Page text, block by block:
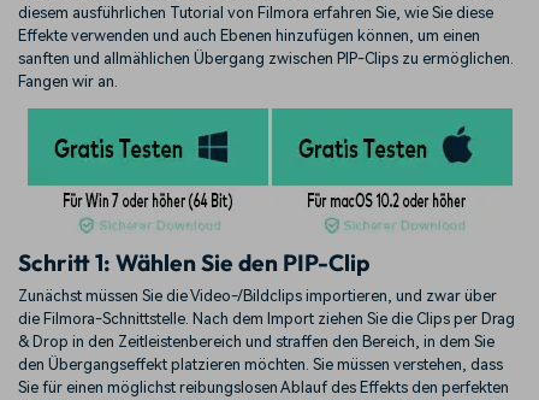
diesem ausführlichen Tutorial von Filmora erfahren Sie, wie Sie diese
Effekte verwenden und auch Ebenen hinzufügen können, um einen
sanften und allmählichen Übergang zwischen PIP-Clips zu ermöglichen.
Fangen wir an.
Schritt 1: Wählen Sie den PIP-Clip
Zunächst müssen Sie die Video-/Bildclips importieren, und zwar über
die Filmora-Schnittstelle. Nach dem Import ziehen Sie die Clips per Drag
& Drop in den Zeitleistenbereich und straffen den Bereich, in dem Sie
den Übergangseffekt platzieren möchten. Sie müssen verstehen, dass
Sie für einen möglichst reibungslosen Ablauf des Effekts den perfekten